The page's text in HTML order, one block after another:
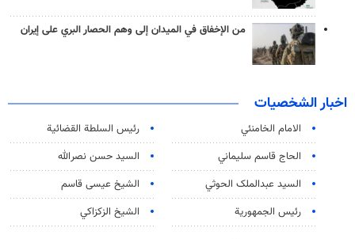
من الإخفاق في الميدان إلى وهم الحصار البري على إيران
اخبار الشخصيات
الامام الخامنئي
رئیس السلطة القضائیة
الحاج قاسم سليماني
السيد حسن نصرالله
السید عبدالملک الحوثي
الشيخ عيسى قاسم
رئيس الجمهورية
الشيخ الزكزاكي